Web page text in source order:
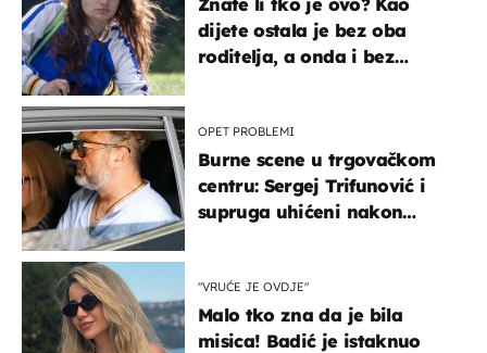
dijete ostala je bez oba
roditelja, a onda i bez
OPET PROBLEMI
Burne scene u trgovačkom
centru: Sergej Trifunović i
supruga uhićeni nakon
"VRUĆE JE OVDJE"
Malo tko zna da je bila
misica! Badić je istaknuo